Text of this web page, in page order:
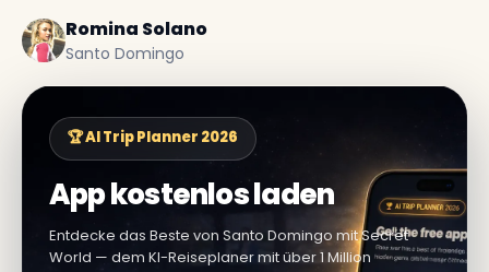
Romina Solano
Santo Domingo
🏆 AI Trip Planner 2026
App kostenlos laden
Entdecke das Beste von Santo Domingo mit Secret
World — dem KI-Reiseplaner mit über 1 Million